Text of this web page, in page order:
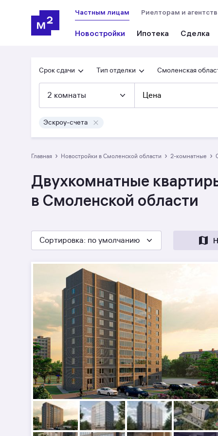
Частным лицам
Новостройки Ипотека Сделка
Риелторам и
Срок сдачи Тип отделки Смоленская
2 комнаты Цена
Эскроу-счета
Главная › Новостройки в Смоленской области › 2-комнатные ›
Двухкомнатные
в Смоленской области
Сортировка: по умолчанию